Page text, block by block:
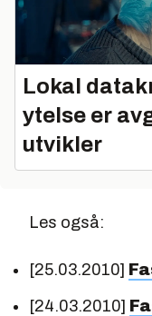
Lokal
ytelse er
utvikler
Les også:
[25.03.2010]
[24.03.2010]